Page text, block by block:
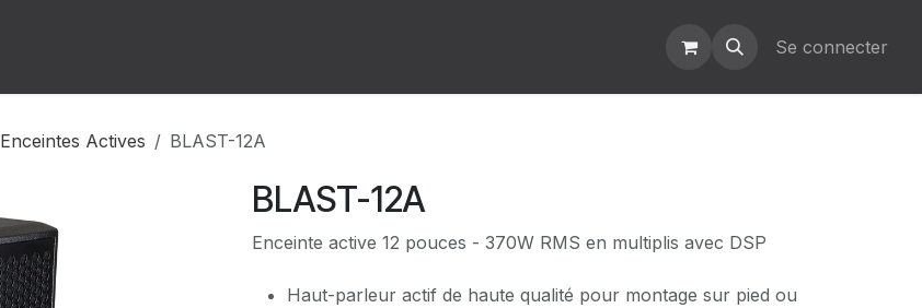
Se connecter
Enceintes Actives BLAST-12A
BLAST-12A
Enceinte active 12 pouces - 370W RMS en multiplis avec DSP
Haut-parleur actif de haute qualité pour montage sur pied ou